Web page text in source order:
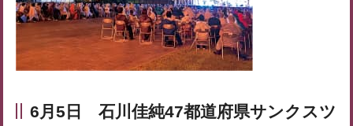
6月5日 石川佳純47都道府県サンクスツ